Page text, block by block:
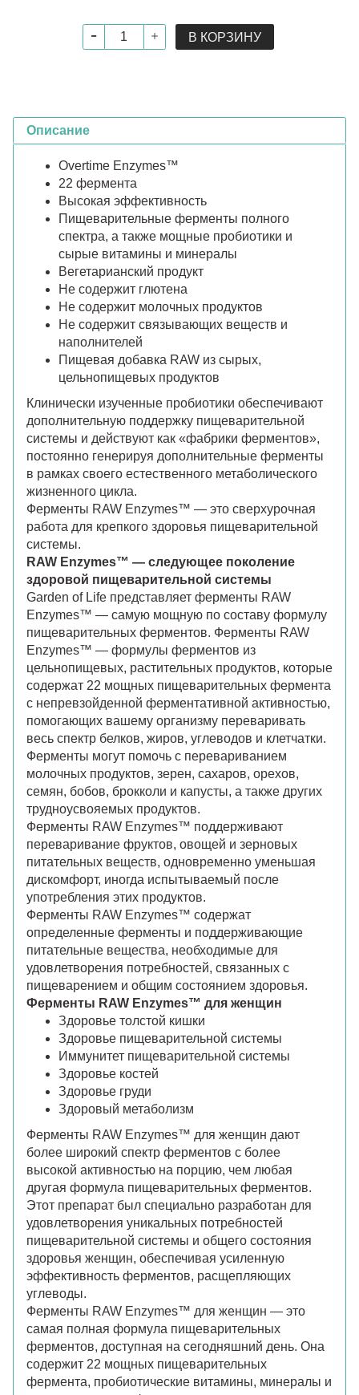
В КОРЗИНУ
Описание
Overtime Enzymes™
22 фермента
Высокая эффективность
Пищеварительные ферменты полного
спектра, а также мощные пробиотики и
сырые витамины и минералы
Вегетарианский продукт
Не содержит глютена
Не содержит молочных продуктов
Не содержит связывающих веществ и
наполнителей
Пищевая добавка RAW из сырых,
цельнопищевых продуктов
Клинически изученные пробиотики обеспечивают
дополнительную поддержку пищеварительной
системы и действуют как «фабрики ферментов»,
постоянно генерируя дополнительные ферменты
в рамках своего естественного метаболического
жизненного цикла.
Ферменты RAW Enzymes™ — это сверхурочная
работа для крепкого здоровья пищеварительной
системы.
RAW Enzymes™ — следующее поколение
здоровой пищеварительной системы
Garden of Life представляет ферменты RAW
Enzymes™ — самую мощную по составу формулу
пищеварительных ферментов. Ферменты RAW
Enzymes™ — формулы ферментов из
цельнопищевых, растительных продуктов, которые
содержат 22 мощных пищеварительных фермента
с непревзойденной ферментативной активностью,
помогающих вашему организму переваривать
весь спектр белков, жиров, углеводов и клетчатки.
Ферменты могут помочь с перевариванием
молочных продуктов, зерен, сахаров, орехов,
семян, бобов, брокколи и капусты, а также других
трудноусвояемых продуктов.
Ферменты RAW Enzymes™ поддерживают
переваривание фруктов, овощей и зерновых
питательных веществ, одновременно уменьшая
дискомфорт, иногда испытываемый после
употребления этих продуктов.
Ферменты RAW Enzymes™ содержат
определенные ферменты и поддерживающие
питательные вещества, необходимые для
удовлетворения потребностей, связанных с
пищеварением и общим состоянием здоровья.
Ферменты RAW Enzymes™ для женщин
Здоровье толстой кишки
Здоровье пищеварительной системы
Иммунитет пищеварительной системы
Здоровье костей
Здоровье груди
Здоровый метаболизм
Ферменты RAW Enzymes™ для женщин дают
более широкий спектр ферментов с более
высокой активностью на порцию, чем любая
другая формула пищеварительных ферментов.
Этот препарат был специально разработан для
удовлетворения уникальных потребностей
пищеварительной системы и общего состояния
здоровья женщин, обеспечивая усиленную
эффективность ферментов, расщепляющих
углеводы.
Ферменты RAW Enzymes™ для женщин — это
самая полная формула пищеварительных
ферментов, доступная на сегодняшний день. Она
содержит 22 мощных пищеварительных
фермента, пробиотические витамины, минералы и